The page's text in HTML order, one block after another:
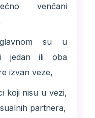
venčani
su u
jedan ili oba
izvan veze,
koji nisu u vezi,
partnera,